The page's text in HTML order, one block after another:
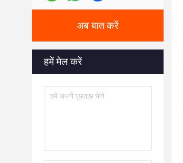
अब बात करें
हमें मेल करें